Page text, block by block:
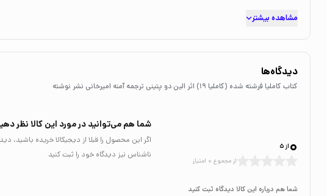
مشاهده بیشتر
دیدگاه‌ها
کتاب کاملیا فرشته شده (کاملیا 19) اثر الین دو پتینی ترجمه آمنه امیرخانی نشر نوشته
0 از 5
از مجموع 0 امتیاز
شما هم درباره این کالا دیدگاه ثبت کنید
شما هم می‌توانید در مورد این کالا نظر
اگر این محصول را قبلا از دیجیکالا خریده
ناشناس نیز دیدگاه خود را ثبت کنید